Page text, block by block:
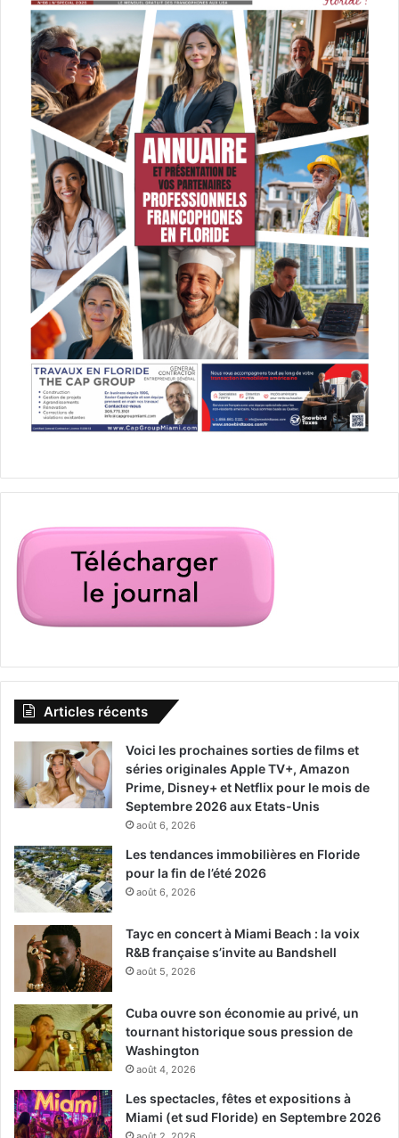
Articles récents
Voici les prochaines sorties de films et
séries originales Apple TV+, Amazon
Prime, Disney+ et Netflix pour le mois de
Septembre 2026 aux Etats-Unis
août 6, 2026
Les tendances immobilières en Floride
pour la fin de l’été 2026
août 6, 2026
Tayc en concert à Miami Beach : la voix
R&B française s’invite au Bandshell
août 5, 2026
Cuba ouvre son économie au privé, un
tournant historique sous pression de
Washington
août 4, 2026
Les spectacles, fêtes et expositions à
Miami (et sud Floride) en Septembre 2026